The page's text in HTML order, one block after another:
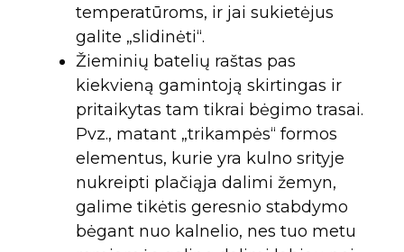
temperatūroms, ir jai sukietėjus
galite „slidinėti“.
Žieminių batelių raštas pas
kiekvieną gamintoją skirtingas ir
pritaikytas tam tikrai bėgimo trasai.
Pvz., matant „trikampės“ formos
elementus, kurie yra kulno srityje
nukreipti plačiąja dalimi žemyn,
galime tikėtis geresnio stabdymo
bėgant nuo kalnelio, nes tuo metu